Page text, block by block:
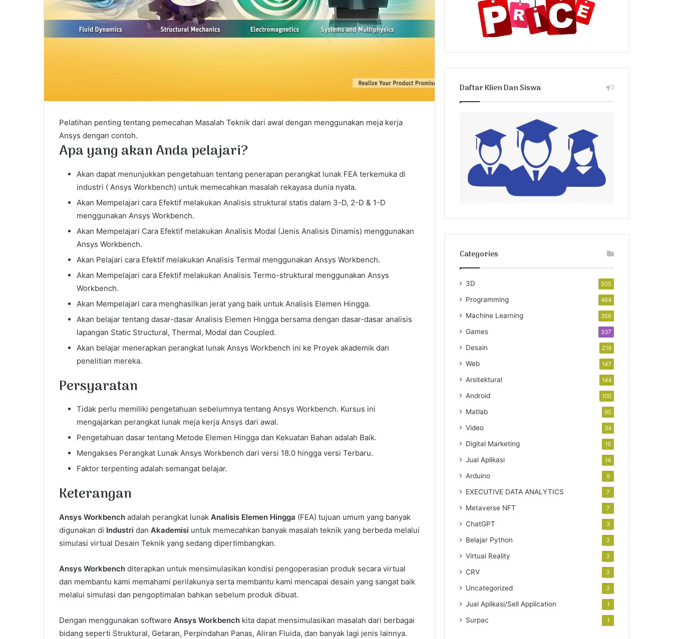
Pelatihan penting tentang pemecahan Masalah Teknik dari awal dengan menggunakan meja kerja
Ansys dengan contoh.
Apa yang akan Anda pelajari?
Akan dapat menunjukkan pengetahuan tentang penerapan perangkat lunak FEA terkemuka di
industri ( Ansys Workbench) untuk memecahkan masalah rekayasa dunia nyata.
Akan Mempelajari cara Efektif melakukan Analisis struktural statis dalam 3-D, 2-D & 1-D
menggunakan Ansys Workbench.
Akan Mempelajari Cara Efektif melakukan Analisis Modal (Jenis Analisis Dinamis) menggunakan
Ansys Workbench.
Akan Pelajari cara Efektif melakukan Analisis Termal menggunakan Ansys Workbench.
Akan Mempelajari cara Efektif melakukan Analisis Termo-struktural menggunakan Ansys
Workbench.
Akan Mempelajari cara menghasilkan jerat yang baik untuk Analisis Elemen Hingga.
Akan belajar tentang dasar-dasar Analisis Elemen Hingga bersama dengan dasar-dasar analisis
lapangan Static Structural, Thermal, Modal dan Coupled.
Akan belajar menerapkan perangkat lunak Ansys Workbench ini ke Proyek akademik dan
penelitian mereka.
Persyaratan
Tidak perlu memiliki pengetahuan sebelumnya tentang Ansys Workbench. Kursus ini
mengajarkan perangkat lunak meja kerja Ansys dari awal.
Pengetahuan dasar tentang Metode Elemen Hingga dan Kekuatan Bahan adalah Baik.
Mengakses Perangkat Lunak Ansys Workbench dari versi 18.0 hingga versi Terbaru.
Faktor terpenting adalah semangat belajar.
Keterangan
Ansys Workbench adalah perangkat lunak Analisis Elemen Hingga (FEA) tujuan umum yang banyak
digunakan di Industri dan Akademisi untuk memecahkan banyak masalah teknik yang berbeda melalui
simulasi virtual Desain Teknik yang sedang dipertimbangkan.
Ansys Workbench diterapkan untuk mensimulasikan kondisi pengoperasian produk secara virtual
dan membantu kami memahami perilakunya serta membantu kami mencapai desain yang sangat baik
melalui simulasi dan pengoptimalan bahkan sebelum produk dibuat.
Dengan menggunakan software Ansys Workbench kita dapat mensimulasikan masalah dari berbagai
bidang seperti Struktural, Getaran, Perpindahan Panas, Aliran Fluida, dan banyak lagi jenis lainnya.
Daftar Klien Dan Siswa
Categories
3D 505
Programming 464
Machine Learning 356
Games 337
Desain 219
Web 147
Arsitektural 144
Android 100
Matlab 95
Video 34
Digital Marketing 15
Jual Aplikasi 14
Arduino 9
EXECUTIVE DATA ANALYTICS 7
Metaverse NFT 7
ChatGPT 3
Belajar Python 2
Virtual Reality 2
CRV 2
Uncategorized 2
Jual Aplikasi/Sell Application 1
Surpac 1